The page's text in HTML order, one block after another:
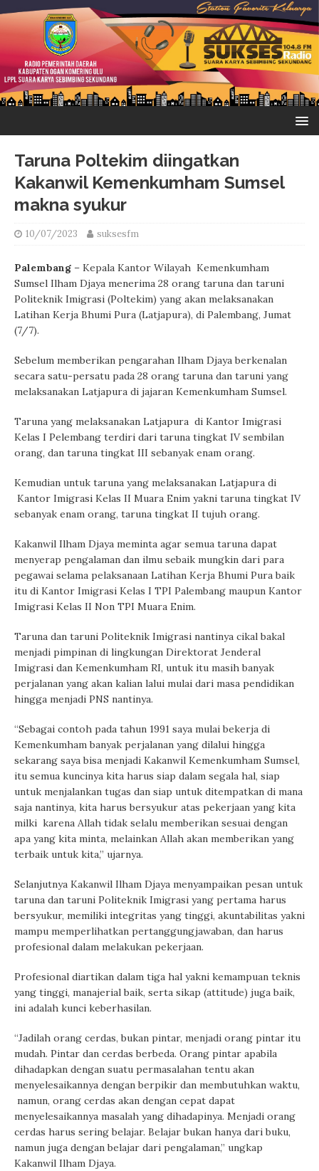
Taruna Poltekim diingatkan
Kakanwil Kemenkumham Sumsel
makna syukur
10/07/2023 suksesfm
Palembang – Kepala Kantor Wilayah Kemenkumham
Sumsel Ilham Djaya menerima 28 orang taruna dan taruni
Politeknik Imigrasi (Poltekim) yang akan melaksanakan
Latihan Kerja Bhumi Pura (Latjapura), di Palembang, Jumat
(7/7).
Sebelum memberikan pengarahan Ilham Djaya berkenalan
secara satu-persatu pada 28 orang taruna dan taruni yang
melaksanakan Latjapura di jajaran Kemenkumham Sumsel.
Taruna yang melaksanakan Latjapura di Kantor Imigrasi
Kelas I Pelembang terdiri dari taruna tingkat IV sembilan
orang, dan taruna tingkat III sebanyak enam orang.
Kemudian untuk taruna yang melaksanakan Latjapura di
Kantor Imigrasi Kelas II Muara Enim yakni taruna tingkat IV
sebanyak enam orang, taruna tingkat II tujuh orang.
Kakanwil Ilham Djaya meminta agar semua taruna dapat
menyerap pengalaman dan ilmu sebaik mungkin dari para
pegawai selama pelaksanaan Latihan Kerja Bhumi Pura baik
itu di Kantor Imigrasi Kelas I TPI Palembang maupun Kantor
Imigrasi Kelas II Non TPI Muara Enim.
Taruna dan taruni Politeknik Imigrasi nantinya cikal bakal
menjadi pimpinan di lingkungan Direktorat Jenderal
Imigrasi dan Kemenkumham RI, untuk itu masih banyak
perjalanan yang akan kalian lalui mulai dari masa pendidikan
hingga menjadi PNS nantinya.
“Sebagai contoh pada tahun 1991 saya mulai bekerja di
Kemenkumham banyak perjalanan yang dilalui hingga
sekarang saya bisa menjadi Kakanwil Kemenkumham Sumsel,
itu semua kuncinya kita harus siap dalam segala hal, siap
untuk menjalankan tugas dan siap untuk ditempatkan di mana
saja nantinya, kita harus bersyukur atas pekerjaan yang kita
milki karena Allah tidak selalu memberikan sesuai dengan
apa yang kita minta, melainkan Allah akan memberikan yang
terbaik untuk kita,” ujarnya.
Selanjutnya Kakanwil Ilham Djaya menyampaikan pesan untuk
taruna dan taruni Politeknik Imigrasi yang pertama harus
bersyukur, memiliki integritas yang tinggi, akuntabilitas yakni
mampu memperlihatkan pertanggungjawaban, dan harus
profesional dalam melakukan pekerjaan.
Profesional diartikan dalam tiga hal yakni kemampuan teknis
yang tinggi, manajerial baik, serta sikap (attitude) juga baik,
ini adalah kunci keberhasilan.
“Jadilah orang cerdas, bukan pintar, menjadi orang pintar itu
mudah. Pintar dan cerdas berbeda. Orang pintar apabila
dihadapkan dengan suatu permasalahan tentu akan
menyelesaikannya dengan berpikir dan membutuhkan waktu,
namun, orang cerdas akan dengan cepat dapat
menyelesaikannya masalah yang dihadapinya. Menjadi orang
cerdas harus sering belajar. Belajar bukan hanya dari buku,
namun juga dengan belajar dari pengalaman,” ungkap
Kakanwil Ilham Djaya.